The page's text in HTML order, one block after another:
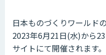
日本ものづくりワールド
2023年6月21日(水)から
サイトにて開催されます